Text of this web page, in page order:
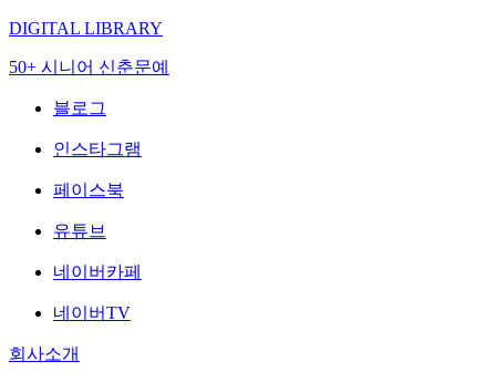
DIGITAL LIBRARY
50+ 시니어 신춘문예
블로그
인스타그램
페이스북
유튜브
네이버카페
네이버TV
회사소개